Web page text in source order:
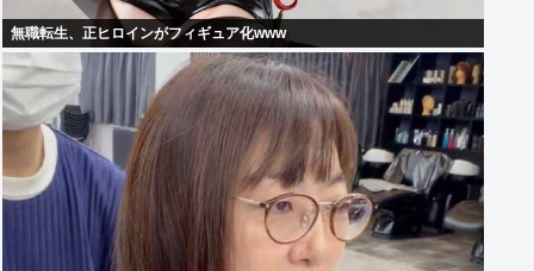
無職転生、正ヒロインがフィギュア化www